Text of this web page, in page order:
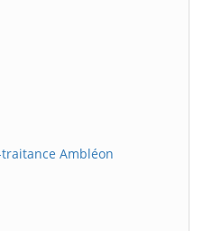
Ambléon